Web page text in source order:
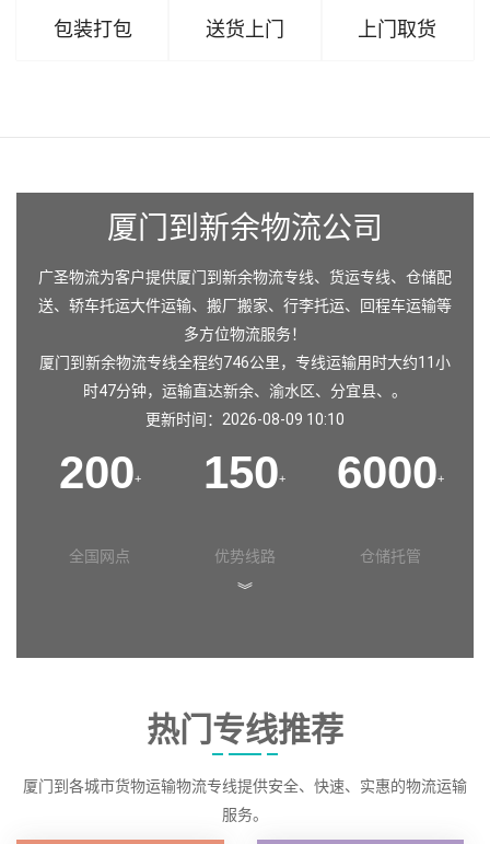
包装打包 送货上门 上门取货
厦门到新余物流公司
广圣物流为客户提供厦门到新余物流专线、货运专线、仓储配
送、轿车托运大件运输、搬厂搬家、行李托运、回程车运输等
多方位物流服务！
厦门到新余物流专线全程约746公里，专线运输用时大约11小
时47分钟，运输直达新余、 渝水区、 分宜县、。
更新时间：2026-08-09 10:10
200+
全国网点
150+
优势线路
6000+
仓储托管
︾
热门专线推荐
厦门到各城市货物运输物流专线提供安全、快速、实惠的物流运输
服务。